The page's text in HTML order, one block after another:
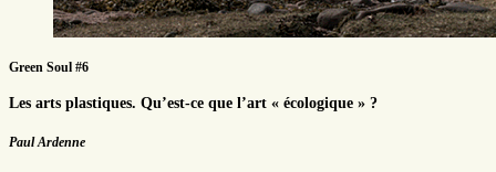
Green Soul #6
Les arts plastiques. Qu’est-ce que l’art « écologique » ?
Paul Ardenne